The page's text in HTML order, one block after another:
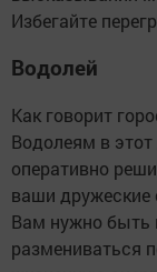
Избегайте
Водолей
Как говорит
Водолеям в
оперативно
ваши дружеские
Вам нужно быть
размениваться